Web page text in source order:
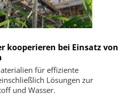
kooperieren bei Einsatz von
für effiziente
Lösungen zur
und Wasser.